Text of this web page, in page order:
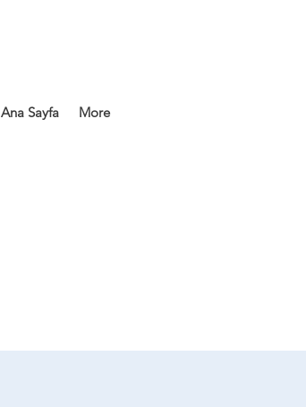
Ana Sayfa More